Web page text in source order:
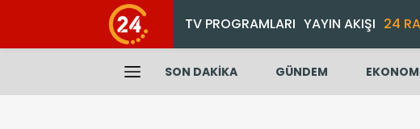
TV PROGRAMLARI YAYIN AKIŞI 24
SON DAKİKA GÜNDEM